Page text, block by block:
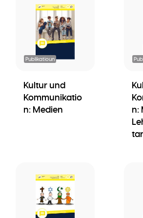
Publikatioun
Kultur und
Kommunikatio
n: Medien
n:
tar